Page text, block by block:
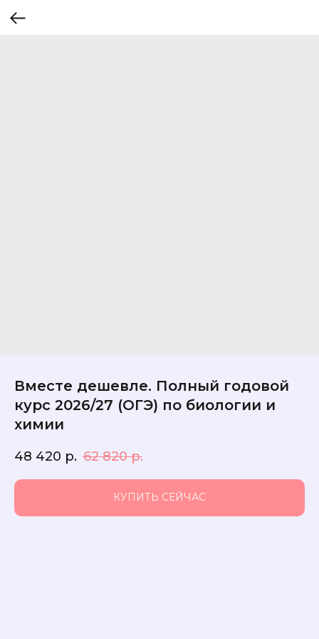
Вместе дешевле. Полный годовой
курс 2026/27 (ОГЭ) по биологии и
химии
48 420 р. 62 820 р.
КУПИТЬ СЕЙЧАС